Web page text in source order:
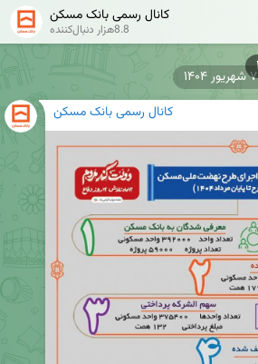
کانال رسمی بانک مسکن
8.8هزار دنبال‌کننده
کانال رسمی بانک مسکن
۷ شهریور ۱۴۰۴